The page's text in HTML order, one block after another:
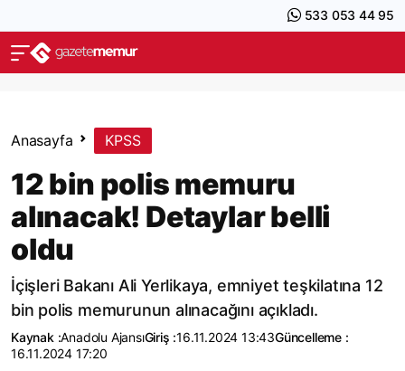
533 053 44 95
Anasayfa KPSS
12 bin polis memuru
alınacak! Detaylar belli
oldu
İçişleri Bakanı Ali Yerlikaya, emniyet teşkilatına 12
bin polis memurunun alınacağını açıkladı.
Kaynak :Anadolu AjansıGiriş :16.11.2024 13:43Güncelleme :
16.11.2024 17:20